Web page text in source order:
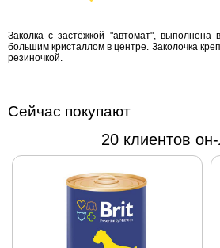
изящного
бантика с
в центре.
хвостик,
Заколка с застёжкой "автомат", выполнена
большим кристаллом в центре. Заколочка
резиночкой.
Сейчас покупают
20 клиентов